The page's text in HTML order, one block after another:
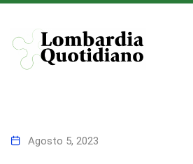
Agosto 5, 2023